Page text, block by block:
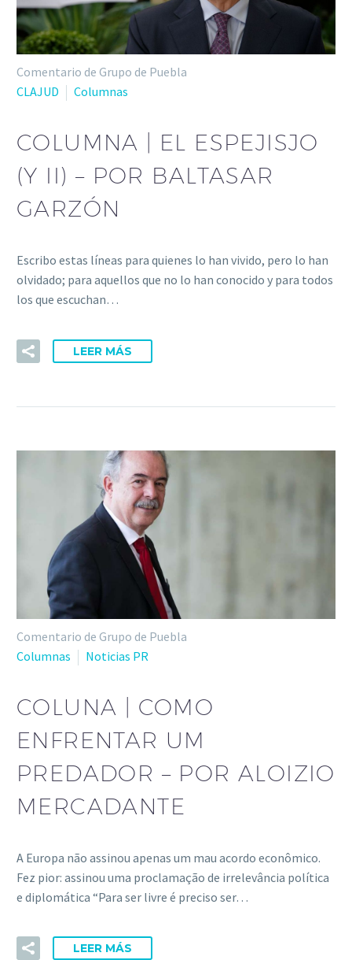
Comentario de Grupo de Puebla
CLAJUD
Columnas
COLUMNA | EL ESPEJISJO
(Y II) – POR BALTASAR
GARZÓN
Escribo estas líneas para quienes lo han vivido, pero lo han
olvidado; para aquellos que no lo han conocido y para todos
los que escuchan…
LEER MÁS
Comentario de Grupo de Puebla
Columnas
Noticias PR
COLUNA | COMO
ENFRENTAR UM
PREDADOR – POR ALOIZIO
MERCADANTE
A Europa não assinou apenas um mau acordo econômico.
Fez pior: assinou uma proclamação de irrelevância política
e diplomática “Para ser livre é preciso ser…
LEER MÁS